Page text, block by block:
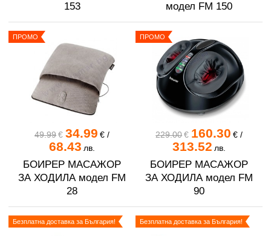
153
модел FM 150
49.99€ 34.99 €/
68.43 лв.
БОИРЕР МАСАЖОР
ЗА ХОДИЛА модел FM
28
ПРОМО
229.00€ 160.30 €/
313.52 лв.
БОИРЕР МАСАЖОР
ЗА ХОДИЛА модел FM
90
ПРОМО
Безплатна доставка за България! Безплатна доставка за България!